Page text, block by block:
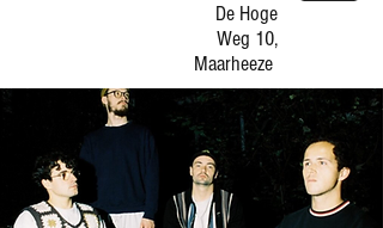
De Hoge
Weg 10,
Maarheeze